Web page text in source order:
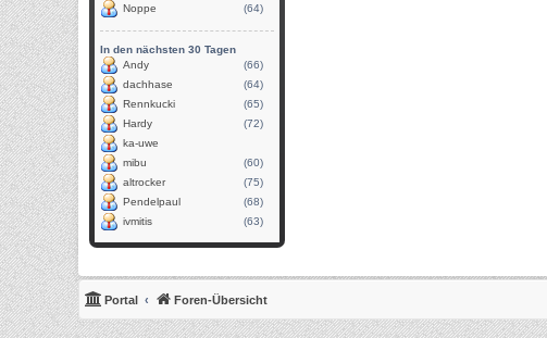
Noppe
(64)
In den nächsten 30 Tagen
Andy
(66)
dachhase
(64)
Rennkucki
(65)
Hardy
(72)
ka-uwe
mibu
(60)
altrocker
(75)
Pendelpaul
(68)
ivmitis
(63)
Portal Foren-Übersicht